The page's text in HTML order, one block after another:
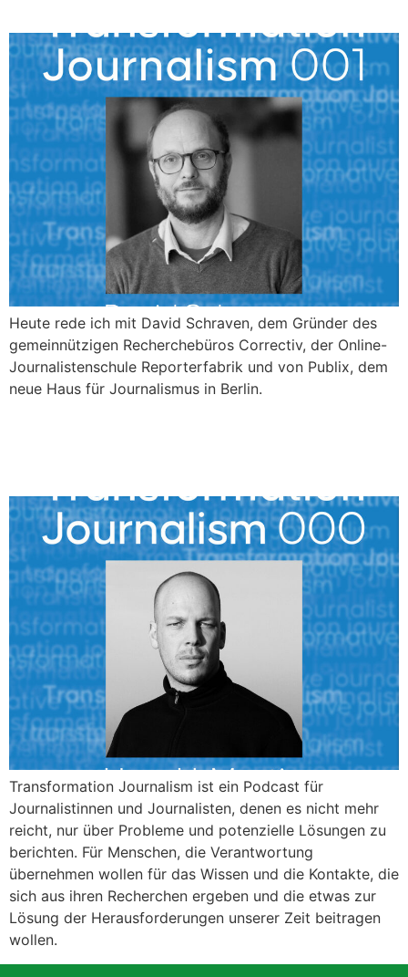
Heute rede ich mit David Schraven, dem Gründer des
gemeinnützigen Recherchebüros Correctiv, der Online-
Journalistenschule Reporterfabrik und von Publix, dem
neue Haus für Journalismus in Berlin.
Transformation Journalism ist ein Podcast für
Journalistinnen und Journalisten, denen es nicht mehr
reicht, nur über Probleme und potenzielle Lösungen zu
berichten. Für Menschen, die Verantwortung
übernehmen wollen für das Wissen und die Kontakte, die
sich aus ihren Recherchen ergeben und die etwas zur
Lösung der Herausforderungen unserer Zeit beitragen
wollen.